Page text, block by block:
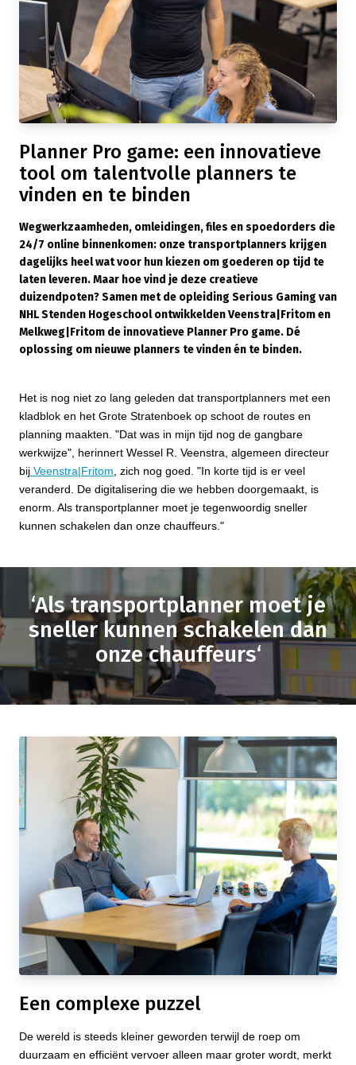
Planner Pro game: een innovatieve
tool om talentvolle planners te
vinden en te binden
Wegwerkzaamheden, omleidingen, files en spoedorders die
24/7 online binnenkomen: onze transportplanners krijgen
dagelijks heel wat voor hun kiezen om goederen op tijd te
laten leveren. Maar hoe vind je deze creatieve
duizendpoten? Samen met de opleiding Serious Gaming van
NHL Stenden Hogeschool ontwikkelden Veenstra|Fritom en
Melkweg|Fritom de innovatieve Planner Pro game. Dé
oplossing om nieuwe planners te vinden én te binden.
Het is nog niet zo lang geleden dat transportplanners met een
kladblok en het Grote Stratenboek op schoot de routes en
planning maakten. "Dat was in mijn tijd nog de gangbare
werkwijze", herinnert Wessel R. Veenstra, algemeen directeur
bij Veenstra|Fritom , zich nog goed. "In korte tijd is er veel
veranderd. De digitalisering die we hebben doorgemaakt, is
enorm. Als transportplanner moet je tegenwoordig sneller
kunnen schakelen dan onze chauffeurs."
‘Als transportplanner moet je
sneller kunnen schakelen dan
onze chauffeurs‘
Een complexe puzzel
De wereld is steeds kleiner geworden terwijl de roep om
duurzaam en efficiënt vervoer alleen maar groter wordt, merkt